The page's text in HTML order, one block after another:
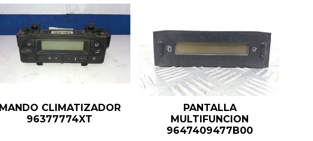
MANDO CLIMATIZADOR
96377774XT
PANTALLA
MULTIFUNCION
9647409477B00